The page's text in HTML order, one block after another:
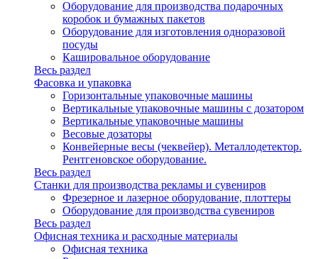
Оборудование для производства подарочных
коробок и бумажных пакетов
Оборудование для изготовления одноразовой
посуды
Кашировальное оборудование
Весь раздел
Фасовка и упаковка
Горизонтальные упаковочные машины
Вертикальные упаковочные машины с дозатором
Вертикальные упаковочные машины
Весовые дозаторы
Конвейерные весы (чеквейер). Металлодетектор.
Рентгеновское оборудование.
Весь раздел
Станки для производства рекламы и сувениров
Фрезерное и лазерное оборудование, плоттеры
Оборудование для производства сувениров
Весь раздел
Офисная техника и расходные материалы
Офисная техника